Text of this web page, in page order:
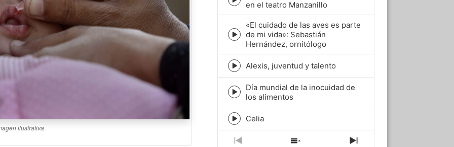
ilustrativa
Episode
play
icon
en el teatro Manzanillo
Episode
play
icon
«El cuidado de las aves es parte
de mi vida»: Sebastián
Hernández, ornitólogo
Episode
play
icon
Alexis, juventud y talento
Episode
play
icon
Día mundial de la inocuidad de
los alimentos
Episode
play
icon
Celia